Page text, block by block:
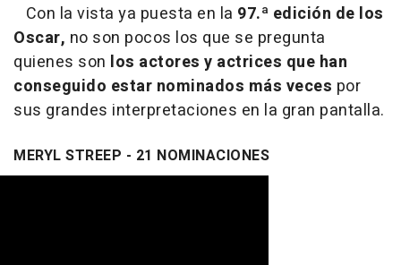
Con la vista ya puesta en la 97.ª edición de los
Oscar, no son pocos los que se pregunta
quienes son los actores y actrices que han
conseguido estar nominados más veces por
sus grandes interpretaciones en la gran pantalla.
MERYL STREEP - 21 NOMINACIONES